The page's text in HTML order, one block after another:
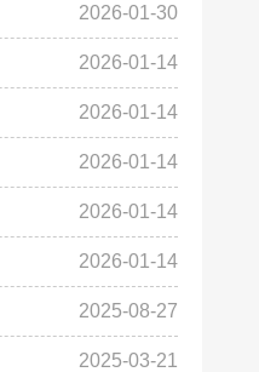
2026-01-30
2026-01-14
2026-01-14
2026-01-14
2026-01-14
2026-01-14
2025-08-27
2025-03-21